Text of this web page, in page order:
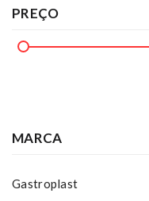
PREÇO
MARCA
Gastroplast